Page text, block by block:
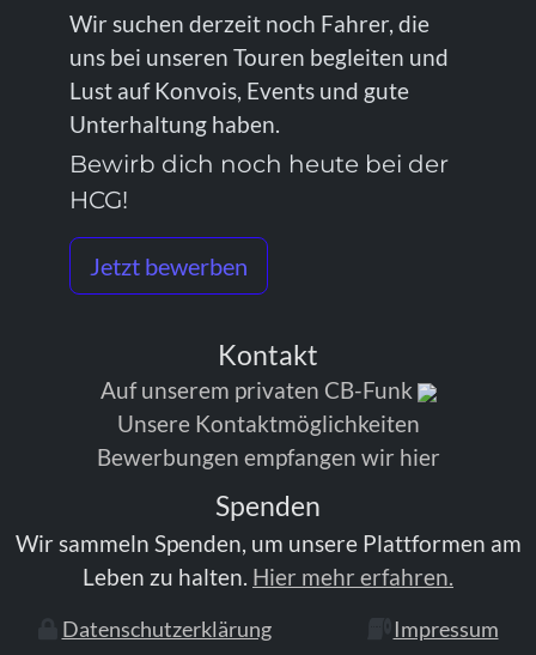
Wir suchen derzeit noch Fahrer, die
uns bei unseren Touren begleiten und
Lust auf Konvois, Events und gute
Unterhaltung haben.
Bewirb dich noch heute bei der
HCG!
Jetzt bewerben
Kontakt
Auf unserem privaten CB-Funk
Unsere Kontaktmöglichkeiten
Bewerbungen empfangen wir hier
Spenden
Wir sammeln Spenden, um unsere Plattformen am
Leben zu halten. Hier mehr erfahren.
Datenschutzerklärung Impressum